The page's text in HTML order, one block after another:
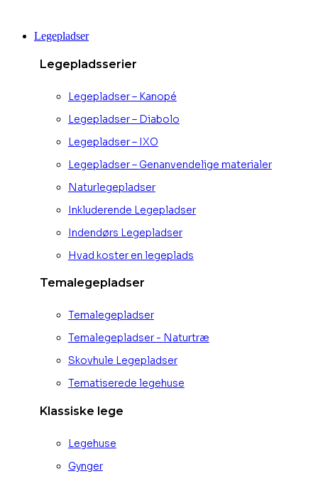
indholdLegepladser
Legepladsserier
Legepladser – Kanopé
Legepladser – Diabolo
Legepladser – IXO
Legepladser – Genanvendelige materialer
Naturlegepladser
Inkluderende Legepladser
Indendørs Legepladser
Hvad koster en legeplads
Temalegepladser
Temalegepladser
Temalegepladser - Naturtræ
Skovhule Legepladser
Tematiserede legehuse
Klassiske lege
Legehuse
Gynger